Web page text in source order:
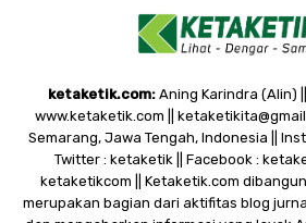
ketaketik.com: Aning Karindra (Alin)
www.ketaketik.com ||
Semarang, Jawa Tengah, Indonesia ||
Twitter : ketaketik || Facebook :
ketaketikcom || Ketaketik.com
merupakan bagian dari aktifitas blog